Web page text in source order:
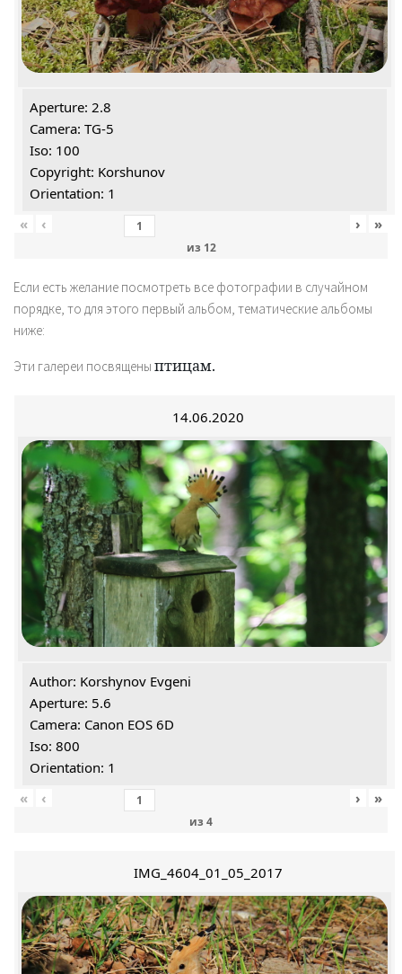
Aperture: 2.8
Camera: TG-5
Iso: 100
Copyright: Korshunov
Orientation: 1
«
‹
из 12
› »
Если есть желание посмотреть все фотографии в случайном
порядке, то для этого первый альбом, тематические альбомы
ниже:
Эти галереи посвящены птицам.
14.06.2020
Author: Korshynov Evgeni
Aperture: 5.6
Camera: Canon EOS 6D
Iso: 800
Orientation: 1
«
‹
из 4
› »
IMG_4604_01_05_2017